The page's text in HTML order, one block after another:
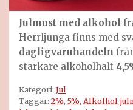
Julmust med alkohol
Herrljunga finns med
dagligvaruhandeln
starkare alkoholhalt
Kategori: Jul
Taggar: 2%, 5%, Alkolhol